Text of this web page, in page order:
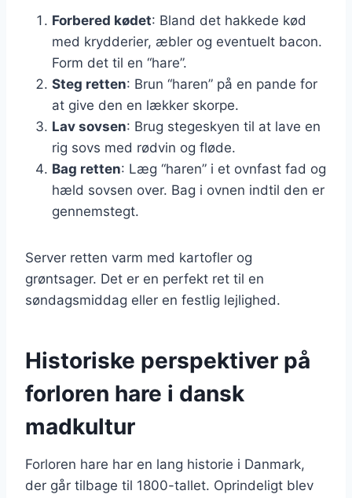
Forbered kødet: Bland det hakkede kød
med krydderier, æbler og eventuelt bacon.
Form det til en “hare”.
Steg retten: Brun “haren” på en pande for
at give den en lækker skorpe.
Lav sovsen: Brug stegeskyen til at lave en
rig sovs med rødvin og fløde.
Bag retten: Læg “haren” i et ovnfast fad og
hæld sovsen over. Bag i ovnen indtil den er
gennemstegt.
Server retten varm med kartofler og
grøntsager. Det er en perfekt ret til en
søndagsmiddag eller en festlig lejlighed.
Historiske perspektiver på
forloren hare i dansk
madkultur
Forloren hare har en lang historie i Danmark,
der går tilbage til 1800-tallet. Oprindeligt blev